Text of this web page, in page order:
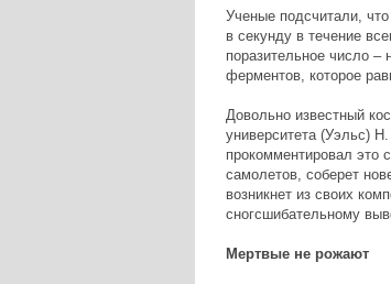
Ученые подсчитали,
в секунду в течение
поразительное число –
ферментов, которое
Довольно известный
университета (Уэльс)
прокомментировал это
самолетов, соберет
возникнет из своих
сногсшибательному
Мертвые не рожают